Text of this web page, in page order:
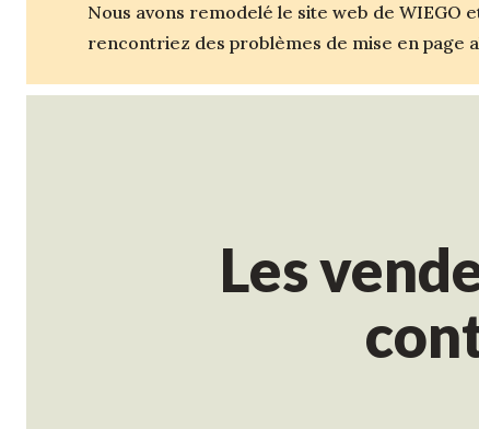
Nous avons remodelé le site web de WIEGO
rencontriez des problèmes de mise en page
Les